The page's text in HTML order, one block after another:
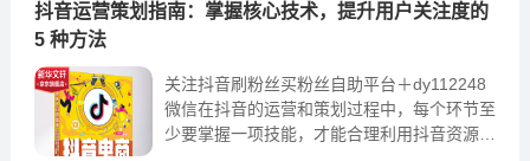
抖音运营策划指南：掌握核心技术，提升用户关注度的
5 种方法
关注抖音刷粉丝买粉丝自助平台＋dy112248
微信在抖音的运营和策划过程中，每个环节至
少要掌握一项技能，才能合理利用抖音资源开